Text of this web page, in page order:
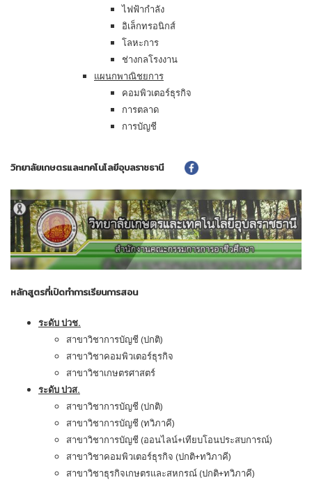
ไฟฟ้ากำลัง
อิเล็กทรอนิกส์
โลหะการ
ช่างกลโรงงาน
แผนกพาณิชยการ
คอมพิวเตอร์ธุรกิจ
การตลาด
การบัญชี
วิทยาลัยเกษตรและเทคโนโลยีอุบลราชธานี
หลักสูตรที่เปิดทำการเรียนการสอน
ระดับ ปวช.
สาขาวิชาการบัญชี (ปกติ)
สาขาวิชาคอมพิวเตอร์ธุรกิจ
สาขาวิชาเกษตรศาสตร์
ระดับ ปวส.
สาขาวิชาการบัญชี (ปกติ)
สาขาวิชาการบัญชี (ทวิภาคี)
สาขาวิชาการบัญชี (ออนไลน์+เทียบโอนประสบการณ์)
สาขาวิชาคอมพิวเตอร์ธุรกิจ (ปกติ+ทวิภาคี)
สาขาวิชาธุรกิจเกษตรและสหกรณ์ (ปกติ+ทวิภาคี)